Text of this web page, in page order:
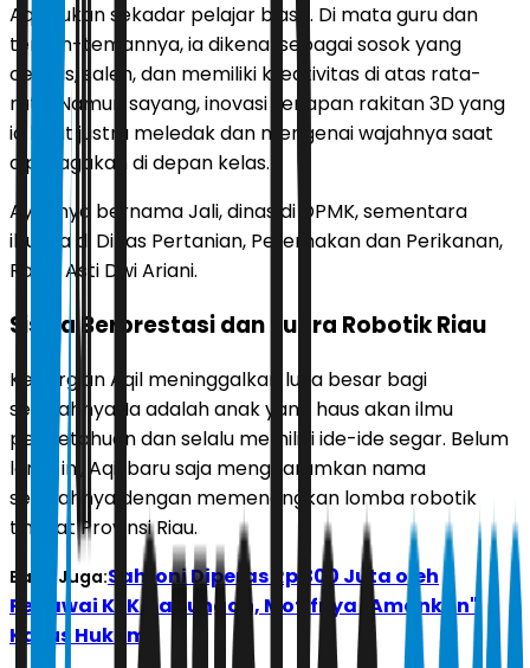
Aqil bukan sekadar pelajar biasa. Di mata guru dan
teman-temannya, ia dikenal sebagai sosok yang
cerdas, saleh, dan memiliki kreativitas di atas rata-
rata. Namun sayang, inovasi senapan rakitan 3D yang
ia buat justru meledak dan mengenai wajahnya saat
diperagakan di depan kelas.
Ayahnya bernama Jali, dinas di DPMK, sementara
ibunya di Dinas Pertanian, Peternakan dan Perikanan,
Ratry Asti Dwi Ariani.
Siswa Berprestasi dan Juara Robotik Riau
Kepergian Aqil meninggalkan luka besar bagi
sekolahnya. Ia adalah anak yang haus akan ilmu
pengetahuan dan selalu memiliki ide-ide segar. Belum
lama ini, Aqil baru saja mengharumkan nama
sekolahnya dengan memenangkan lomba robotik
tingkat Provinsi Riau.
Baca Juga:Sahroni Diperas Rp 300 Juta oleh
Pegawai KPK Gadungan, Motifnya "Amankan"
Kasus Hukum